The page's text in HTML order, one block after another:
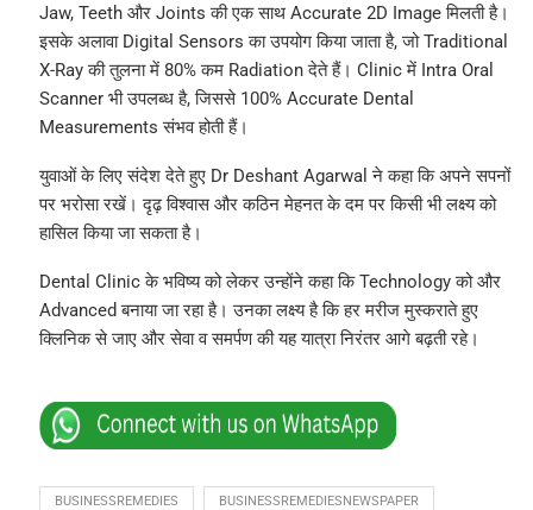
Jaw, Teeth और Joints की एक साथ Accurate 2D Image मिलती है।
इसके अलावा Digital Sensors का उपयोग किया जाता है, जो Traditional
X-Ray की तुलना में 80% कम Radiation देते हैं। Clinic में Intra Oral
Scanner भी उपलब्ध है, जिससे 100% Accurate Dental
Measurements संभव होती हैं।
युवाओं के लिए संदेश देते हुए Dr Deshant Agarwal ने कहा कि अपने सपनों
पर भरोसा रखें। दृढ़ विश्वास और कठिन मेहनत के दम पर किसी भी लक्ष्य को
हासिल किया जा सकता है।
Dental Clinic के भविष्य को लेकर उन्होंने कहा कि Technology को और
Advanced बनाया जा रहा है। उनका लक्ष्य है कि हर मरीज मुस्कराते हुए
क्लिनिक से जाए और सेवा व समर्पण की यह यात्रा निरंतर आगे बढ़ती रहे।
BUSINESSREMEDIES BUSINESSREMEDIESNEWSPAPER